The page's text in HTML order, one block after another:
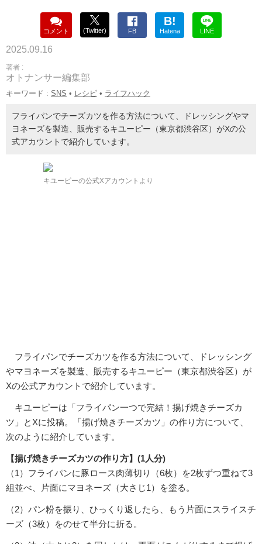
コメント (Twitter) FB
B!
Hatena LINE
2025.09.16
著者 :
オトナンサー編集部
キーワード : SNS • レシピ • ライフハック
フライパンでチーズカツを作る方法について、ドレッシングやマ
ヨネーズを製造、販売するキユーピー（東京都渋谷区）がXの公
式アカウントで紹介しています。
キユーピーの公式Xアカウントより
フライパンでチーズカツを作る方法について、ドレッシング
やマヨネーズを製造、販売するキユーピー（東京都渋谷区）が
Xの公式アカウントで紹介しています。
キユーピーは「フライパン一つで完結！揚げ焼きチーズカ
ツ」とXに投稿。「揚げ焼きチーズカツ」の作り方について、
次のように紹介しています。
【揚げ焼きチーズカツの作り方】(1人分)
（1）フライパンに豚ロース肉薄切り（6枚）を2枚ずつ重ねて3
組並べ、片面にマヨネーズ（大さじ1）を塗る。
（2）パン粉を振り、ひっくり返したら、もう片面にスライスチ
ーズ（3枚）をのせて半分に折る。